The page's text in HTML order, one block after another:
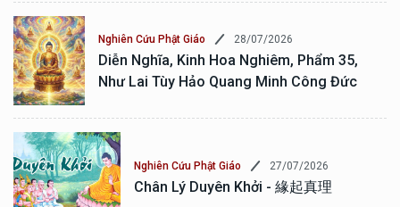
Nghiên Cứu Phật Giáo 28/07/2026
Diễn Nghĩa, Kinh Hoa Nghiêm, Phẩm 35,
Như Lai Tùy Hảo Quang Minh Công Đức
Nghiên Cứu Phật Giáo 27/07/2026
Chân Lý Duyên Khởi - 緣起真理